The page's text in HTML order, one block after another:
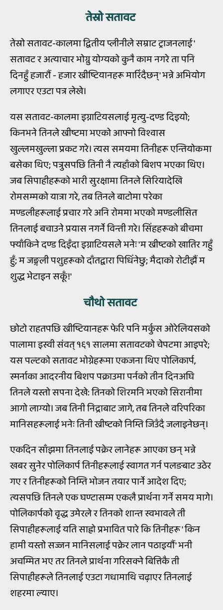
तेस्रो सतावट
तेस्रो सतावट-कालमा द्वितीय प्लीनीले सम्राट ट्राजनलाई '
सतावट र अत्याचार भोग्नु योग्यको कुनै काम नगरे ता पनि
दिनहुँ हजारौं - हजार ख्रीष्टियानहरू मारिँदैछन्' भन्ने अभियोग
लगाएर एउटा पत्र लेखे।
यस सतावट-कालमा इग्नाटियसलाई मृत्यु-दण्ड दिइयो;
किनभने तिनले ख्रीष्टमा भएको आफ्नो विश्वास
खुल्लमखुल्ला प्रकट गरे। त्यस समयमा तिनीहरू एन्तियोकमा
बसेका थिए; पत्रुसपछि तिनी नै त्यहाँको बिशप भएका थिए।
जब सिपाहीहरूको भारी सुरक्षामा तिनले सिरियादेखि
रोमसम्मको यात्रा गरे, तब तिनले बाटोमा परेका
मण्डलीहरूलाई प्रचार गरे अनि रोममा भएको मण्डलीसित
तिनलाई बचाउने प्रयास नगर्ने विन्ती गरे। सिंहहरूको बीचमा
फ्याँकिने दण्ड दिइँदा इग्नाटियसले भनेः 'म ख्रीष्टको खातिर गहुँ
हुँ; म जङ्गली पशुहरूको दाँतद्वारा पिधिँनेछु; मैदाको रोटीझैं म
शुद्ध भेटाइन सकूँ!'
चौथो सतावट
छोटो राहतपछि ख्रीष्टियानहरू फेरि पनि मर्कुस ओरेलियसको
पालामा इस्वी संवत् १६१ सालमा सतावटको चेपटमा आइपरे;
यस पल्टको सतावट भोग्नेहरूमा एकजना थिए पोलिकार्प,
स्मर्नाका आदरनीय बिशप पक्राउमा पर्नको तीन दिनअघि
तिनले यस्तो सपना देखे: तिनको शिरमनि भएको सिरानीमा
आगो लाग्यो। जब तिनी निद्राबाट जागे, तब तिनले वरिपरिका
मानिसहरूलाई भनेः तिनी ख्रीष्टको निम्ति जिउँदै जलाइनेछन्।
एकदिन साँझमा तिनलाई पक्रेर लानेहरू आएका छन् भन्ने
खबर सुनेर पोलिकार्प तिनीहरूलाई स्वागत गर्न पलङबाट उठेर
गए र तिनीहरूको निम्ति भोजन तयार पार्ने आदेश दिए;
त्यसपछि तिनले एक घण्टासम्म एकलै प्रार्थना गर्ने समय मागे।
पोलिकार्पको वृद्ध उमेरले र तिनको शान्त स्वभावले ती
सिपाहीहरूलाई यति साह्रो प्रभावित पारे कि तिनीहरू ' किन
हामी यस्तो सज्जन मानिसलाई पक्रेर लान पठाइयौं' भनी
अचम्मित भए तर तिनले प्रार्थना गरिसक्ने बित्तिकै ती
सिपाहीहरूले तिनलाई एउटा गधामाथि चढ़ाएर तिनलाई
शहरमा ल्याए।